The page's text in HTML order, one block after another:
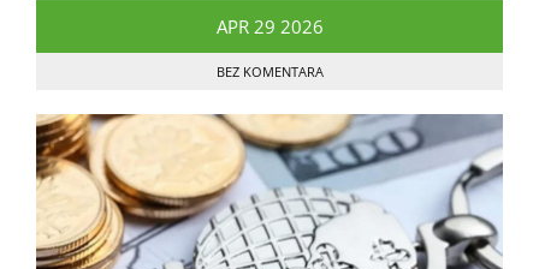
APR 29 2026
BEZ KOMENTARA